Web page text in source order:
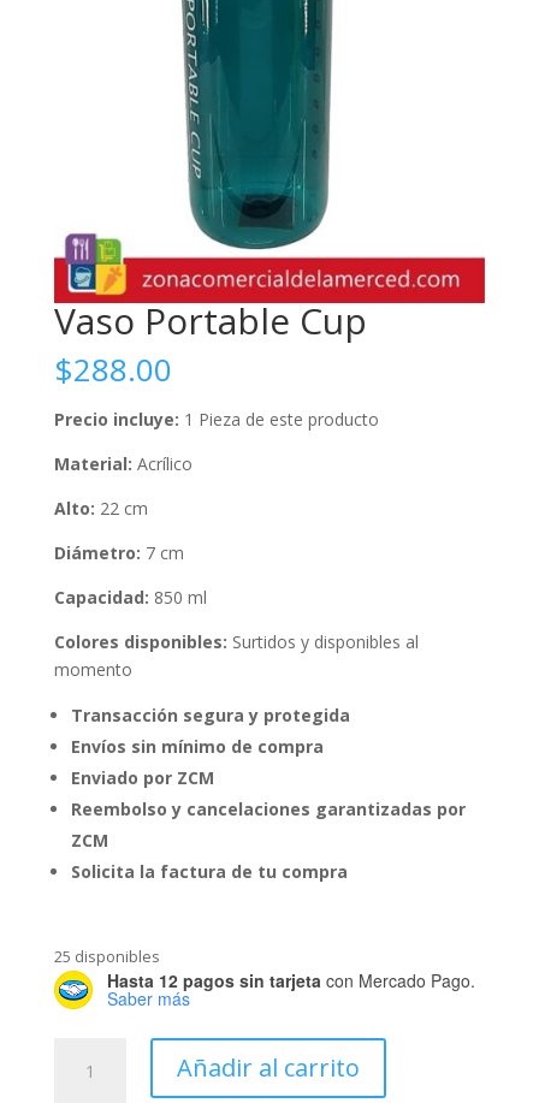
Vaso Portable Cup
$288.00
Precio incluye: 1 Pieza de este producto
Material: Acrílico
Alto: 22 cm
Diámetro: 7 cm
Capacidad: 850 ml
Colores disponibles: Surtidos y disponibles al
momento
Transacción segura y protegida
Envíos sin mínimo de compra
Enviado por ZCM
Reembolso y cancelaciones garantizadas por
ZCM
Solicita la factura de tu compra
25 disponibles
Hasta 12 pagos sin tarjeta con Mercado Pago.
Saber más
Portable
Añadir al carrito